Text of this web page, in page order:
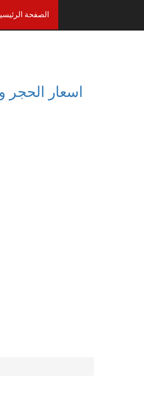
الصفحة
اسعار الحجر